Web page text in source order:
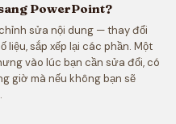
PowerPoint?
sửa nội dung — thay đổi
liệu, sắp xếp lại các phần. Một
vào lúc bạn cần sửa đổi, có
giờ mà nếu không bạn sẽ